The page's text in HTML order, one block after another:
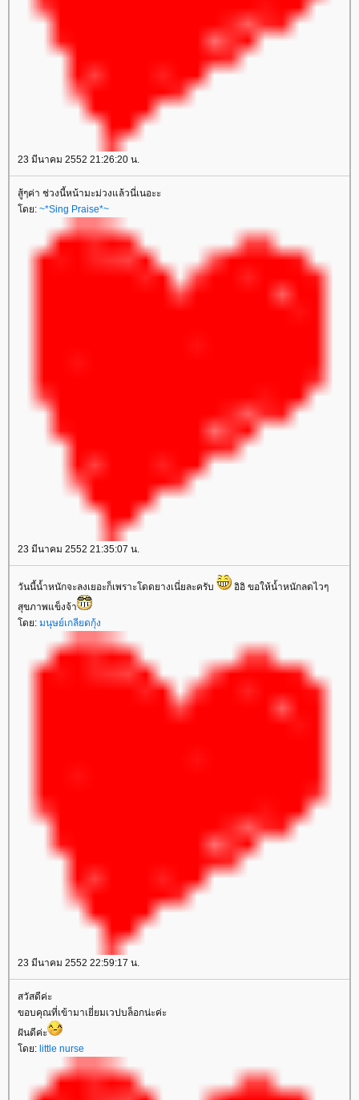
23 มีนาคม 2552 21:26:20 น.
สู้ๆค่า ช่วงนี้หน้ามะม่วงแล้วนี่เนอะะ
ดย: ~*Sing Praise*~
23 มีนาคม 2552 21:35:07 น.
วันนี้น้ำหนักจะลงเยอะก็เพราะโดดยางเนี่ยละครับ
อิอิ ขอให้น้ำหนักลดไวๆ
สุขภาพแข็งจ้า
ดย: มนุษย์เกลียดกุ้ง
23 มีนาคม 2552 22:59:17 น.
สวัสดีค่ะ
ขอบคุณที่เข้ามาเยี่ยมเวปบล็อกน่ะค่ะ
ฝันดีค่ะ
ดย: little nurse